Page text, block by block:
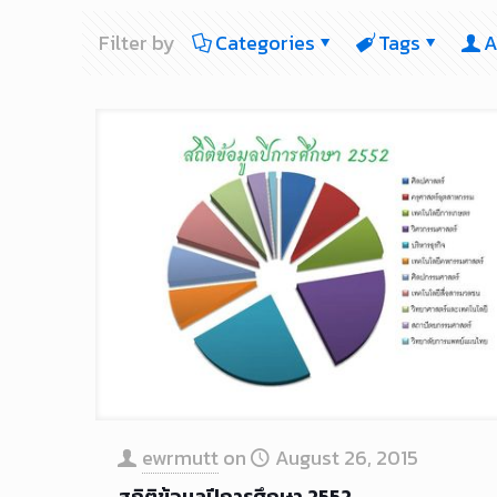
Filter by Categories Tags
ewrmutton
August 26, 2015